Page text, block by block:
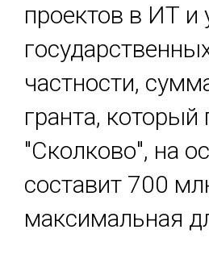
проектов в ИТ
частности,
гранта,
"Сколково", на
составит 700
максимальная